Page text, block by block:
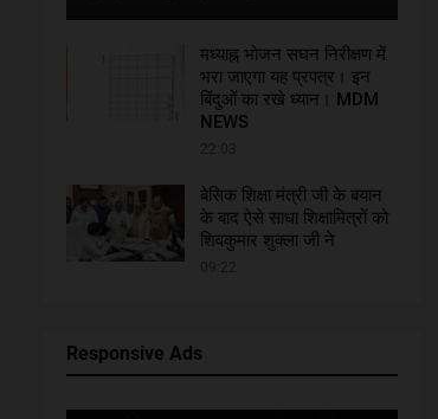
मध्याह्न भोजन सघन निरीक्षण में
भरा जाएगा यह प्रपत्र। इन
बिंदुओं का रखे ध्यान। MDM
NEWS
बेसिक शिक्षा मंत्री जी के बयान
के बाद ऐसे साधा शिक्षामित्रों को
शिवकुमार शुक्ला जी ने
Responsive Ads